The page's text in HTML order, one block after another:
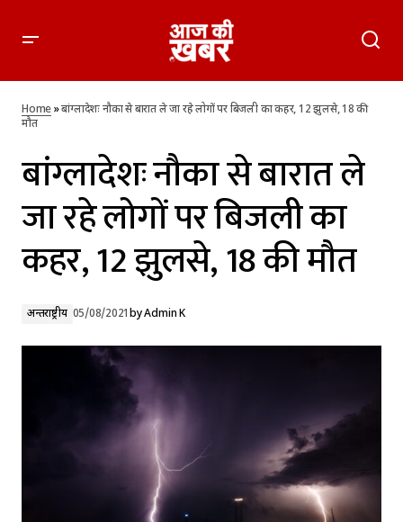
18 की मौत
Home»बांग्लादेशः नौका से बारात ले जा रहे लोगों पर बिजली का कहर, 12 झुलसे, 18 की
मौत
बांग्लादेशः नौका से बारात ले
जा रहे लोगों पर बिजली का
कहर, 12 झुलसे, 18 की मौत
अन्तर्राष्ट्रीय 05/08/2021byAdmin K